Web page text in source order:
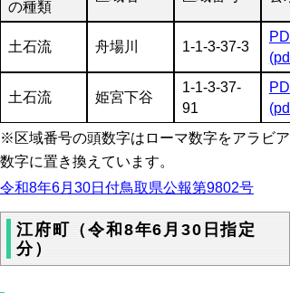
の種類
土石流 舟場川 1-1-3-37-3
土石流 姫宮下谷
1-1-3-37-
91
※区域番号の頭数字はローマ数字をアラビア
数字に置き換えています。
令和8年6月30日付鳥取県公報第9802号
江府町（令和8年6月30日指定
分）